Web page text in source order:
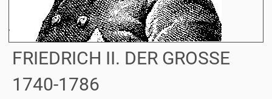
FRIEDRICH II. DER GROSSE
1740-1786